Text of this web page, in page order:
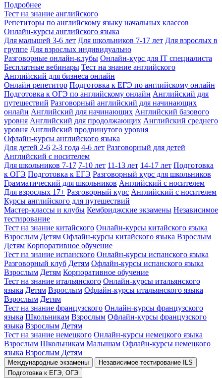
Подробнее
Тест на знание английского
Репетиторы по английскому языку начальных классов
Онлайн-курсы английского языка
Для малышей 3-6 лет Для школьников 7-17 лет Для взрослых в
группе Для взрослых индивидуально
Разговорные онлайн-клубы Онлайн-курс для IT специалиста
Бесплатные вебинары Тест на знание английского
Английский для бизнеса онлайн
Онлайн репетитор Подготовка к ЕГЭ по английскому онлайн
Подготовка к ОГЭ по английскому онлайн Английский для
путешествий Разговорный английский для начинающих
онлайн Английский для начинающих Английский базового
уровня Английский для продолжающих Английский среднего
уровня Английский продвинутого уровня
Офлайн-курсы английского языка
Для детей 2-6 2-3 года 4-6 лет Разговорный для детей
Английский с носителем
Для школьников 7-17 7-10 лет 11-13 лет 14-17 лет Подготовка
к ОГЭ Подготовка к ЕГЭ Разговорный курс для школьников
Грамматический для школьников Английский с носителем
Для взрослых 17+ Разговорный курс Английский с носителем
Курсы английского для путешествий
Мастер-классы и клубы Кембриджские экзамены Независимое
тестирование
Тест на знание китайского Онлайн-курсы китайского языка
Взрослым Детям Офлайн-курсы китайского языка Взрослым
Детям Корпоративное обучение
Тест на знание испанского Онлайн-курсы испанского языка
Разговорный клуб Детям Офлайн-курсы испанского языка
Взрослым Детям Корпоративное обучение
Тест на знание итальянского Онлайн-курсы итальянского
языка Детям Взрослым Офлайн-курсы итальянского языка
Взрослым Детям
Тест на знание французского Онлайн-курсы французского
языка Школьникам Взрослым Офлайн-курсы французского
языка Взрослым Детям
Тест на знание немецкого Онлайн-курсы немецкого языка
Взрослым Школьникам Малышам Офлайн-курсы немецкого
языка Взрослым Детям
Международные экзамены
Независимое тестирование ILS
Подготовка к ЕГЭ, ОГЭ